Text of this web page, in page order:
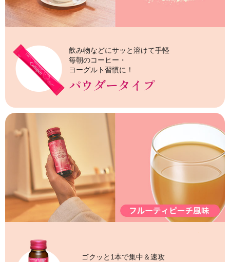
飲み物などにサッと溶けて手軽
毎朝のコーヒー・
ヨーグルト習慣に！
パウダータイプ
ゴクッと1本で集中＆速攻